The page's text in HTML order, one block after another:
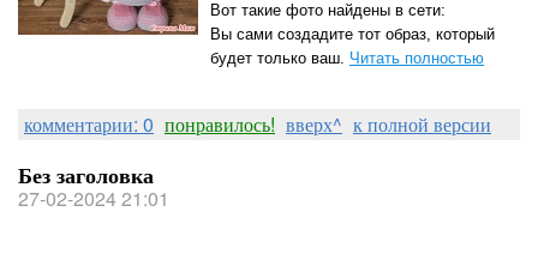
Вот такие фото найдены в сети:
Вы сами создадите тот образ, который
будет только ваш. Читать полностью
комментарии: 0 понравилось! вверх^ к полной версии
Без заголовка
27-02-2024 21:01